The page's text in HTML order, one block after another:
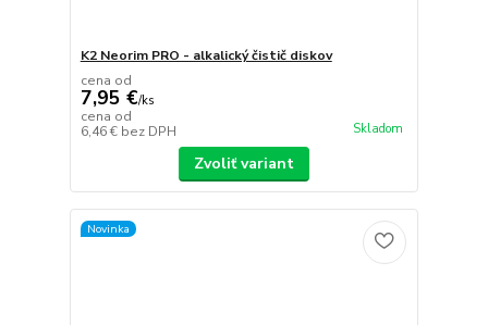
K2 Neorim PRO - alkalický čistič diskov
cena od
7,95 €/ks
cena od
6,46 € bez DPH Skladom
Zvoliť variant
Novinka